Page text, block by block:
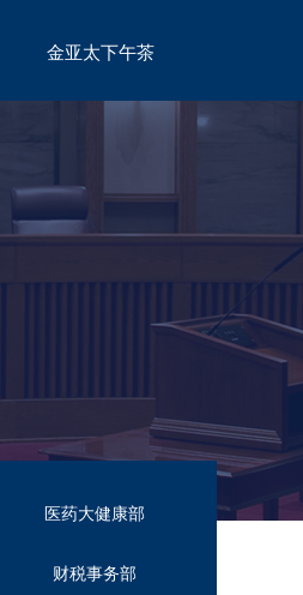
金亚太下午茶
TEA
医药大健康部
财税事务部